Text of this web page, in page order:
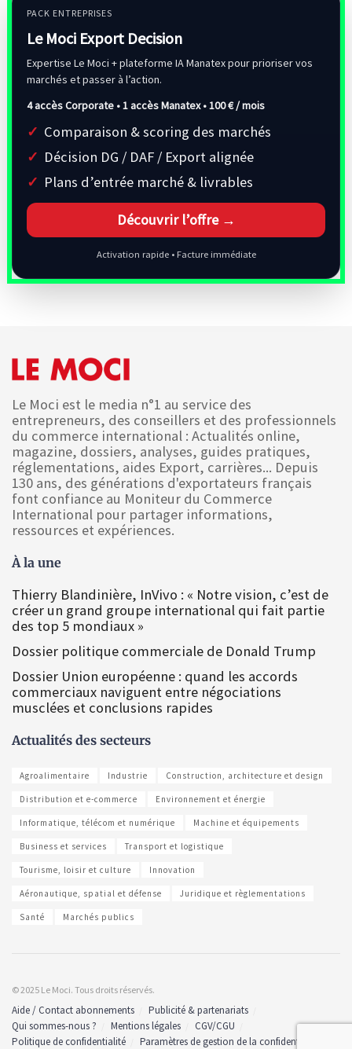
PACK ENTREPRISES
Le Moci Export Decision
Expertise Le Moci + plateforme IA Manatex pour prioriser vos
marchés et passer à l’action.
4 accès Corporate • 1 accès Manatex •100 € / mois
Comparaison & scoring des marchés
Décision DG / DAF / Export alignée
Plans d’entrée marché & livrables
Découvrir l’offre →
Activation rapide • Facture immédiate
Le Moci est le media n°1 au service des
entrepreneurs, des conseillers et des professionnels
du commerce international : Actualités online,
magazine, dossiers, analyses, guides pratiques,
réglementations, aides Export, carrières... Depuis
130 ans, des générations d'exportateurs français
font confiance au Moniteur du Commerce
International pour partager informations,
ressources et expériences.
À la une
Thierry Blandinière, InVivo : « Notre vision, c’est de
créer un grand groupe international qui fait partie
des top 5 mondiaux »
Dossier politique commerciale de Donald Trump
Dossier Union européenne : quand les accords
commerciaux naviguent entre négociations
musclées et conclusions rapides
Actualités des secteurs
Agroalimentaire Industrie Construction, architecture et design
Distribution et e-commerce Environnement et énergie
Informatique, télécom et numérique Machine et équipements
Business et services Transport et logistique
Tourisme, loisir et culture Innovation
Aéronautique, spatial et défense Juridique et règlementations
Santé Marchés publics
© 2025 Le Moci. Tous droits réservés.
Aide / Contact abonnements
Publicité & partenariats
Qui sommes-nous ?
Mentions légales
CGV/CGU
Politique de confidentialité
Paramètres de gestion de la confidentialité